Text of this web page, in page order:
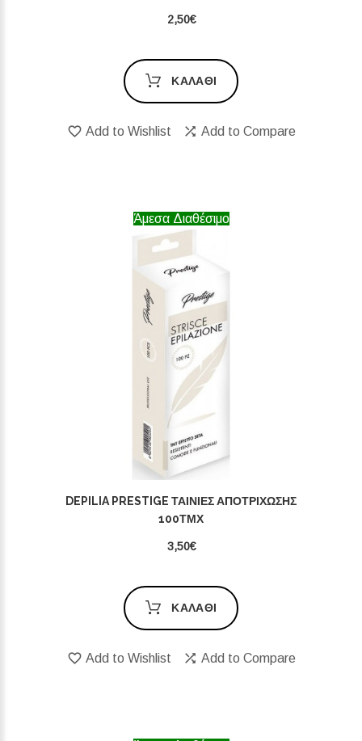
2,50€
ΚΑΛΆΘΙ
Add to Wishlist Add to Compare
Άμεσα Διαθέσιμο
DEPILIA PRESTIGE ΤΑΙΝΊΕΣ ΑΠΟΤΡΊΧΩΣΗΣ
100ΤΜΧ
3,50€
ΚΑΛΆΘΙ
Add to Wishlist Add to Compare